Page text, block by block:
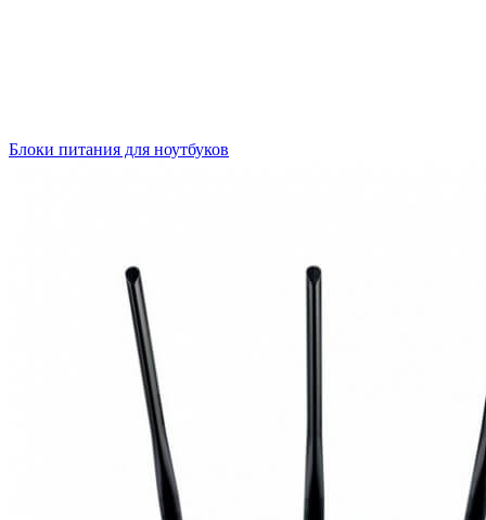
Блоки питания для ноутбуков